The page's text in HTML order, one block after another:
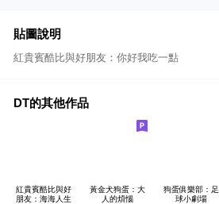
貼圖說明
紅貴賓酷比與好朋友：你好我吃一點
DT的其他作品
紅貴賓酷比與好
朋友：海海人生
黃金犬狗蛋：大
人的煩惱
狗蛋俱樂部：足
球小劇場